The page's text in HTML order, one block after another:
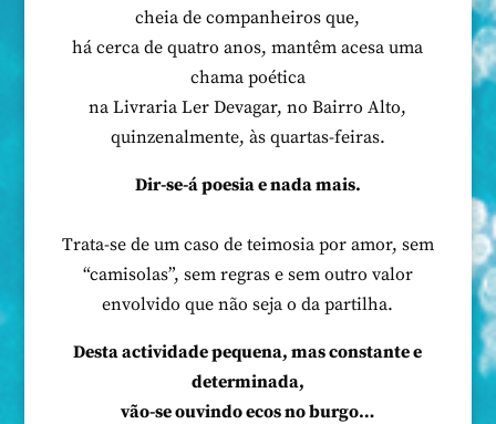
cheia de companheiros que,
há cerca de quatro anos, mantêm acesa uma
chama poética
na Livraria Ler Devagar, no Bairro Alto,
quinzenalmente, às quartas-feiras.
Dir-se-á poesia e nada mais.
Trata-se de um caso de teimosia por amor, sem
“camisolas”, sem regras e sem outro valor
envolvido que não seja o da partilha.
Desta actividade pequena, mas constante e
determinada,
vão-se ouvindo ecos no burgo…